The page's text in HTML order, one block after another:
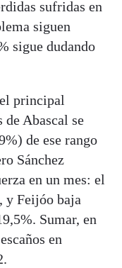
sufridas en
siguen
sigue dudando
principal
de Abascal se
de ese rango
Sánchez
en un mes: el
y Feijóo baja
Sumar, en
en